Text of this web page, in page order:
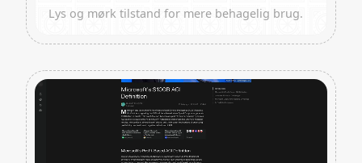
Lys og mørk tilstand for mere behagelig brug.